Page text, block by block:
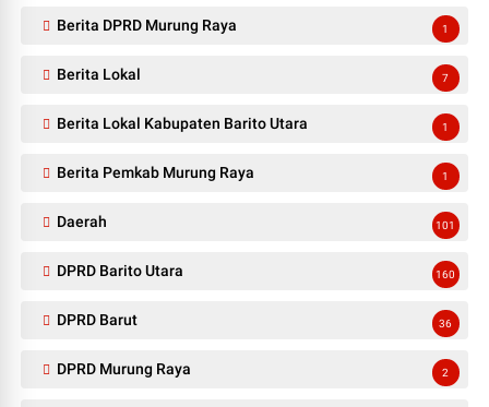
Berita DPRD Murung Raya 1
Berita Lokal 7
Berita Lokal Kabupaten Barito Utara 1
Berita Pemkab Murung Raya 1
Daerah 101
DPRD Barito Utara 160
DPRD Barut 36
DPRD Murung Raya 2